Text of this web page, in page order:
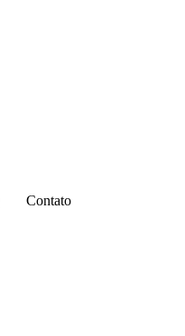
Contato